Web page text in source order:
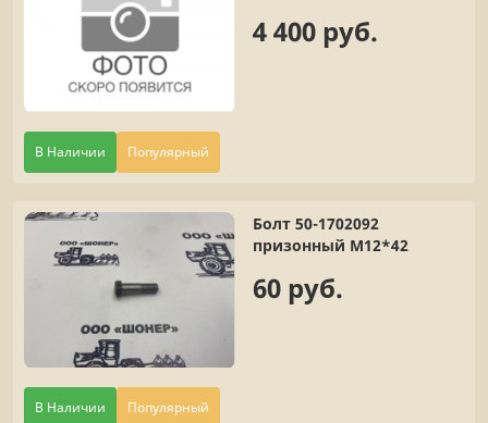
В Наличии Популярный
4 400 руб.
В Наличии Популярный
Болт 50-1702092
призонный М12*42
60 руб.